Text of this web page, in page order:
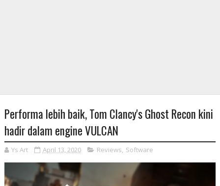
Performa lebih baik, Tom Clancy's Ghost Recon kini
hadir dalam engine VULCAN
Ys Art April 13, 2020 Reviews, Software